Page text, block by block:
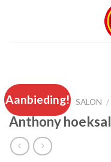
Aanbieding!
HOME / SALON /
Anthony